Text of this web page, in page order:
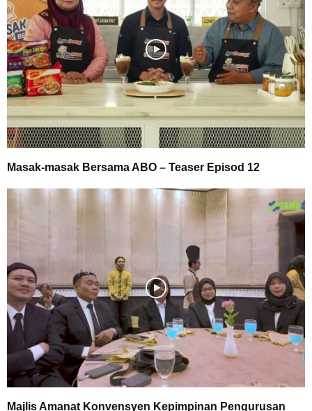
Masak-masak Bersama ABO – Teaser Episod 12
Majlis Amanat Konvensyen Kepimpinan Pengurusan